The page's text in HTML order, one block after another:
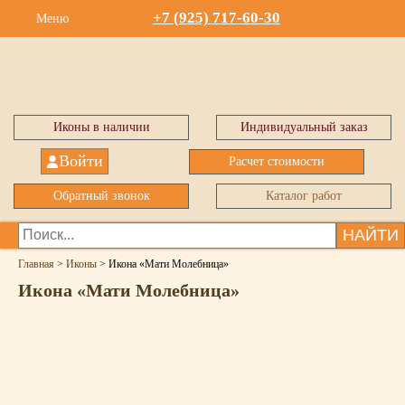
Меню +7 (925) 717-60-30
Иконы в наличии Индивидуальный заказ
Войти Расчет стоимости
Обратный звонок Каталог работ
НАЙТИ
Главная > Иконы > Икона «Мати Молебница»
Икона «Мати Молебница»